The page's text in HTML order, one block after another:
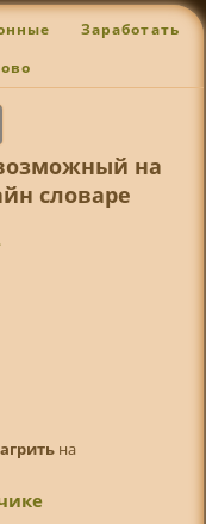
Заработать
на
словаре
на